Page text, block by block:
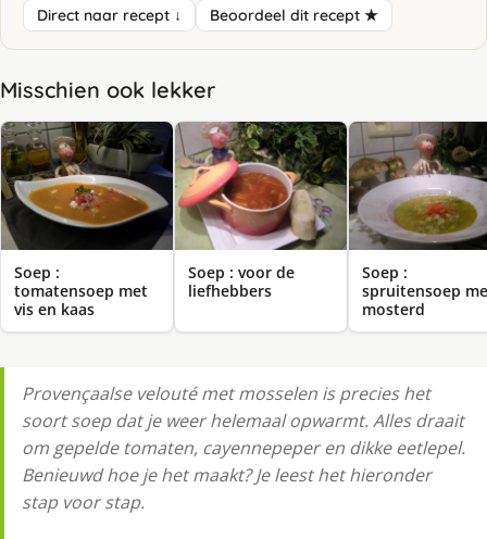
Direct naar recept ↓ Beoordeel dit recept ★
Misschien ook lekker
Soep :
tomatensoep met
vis en kaas
Soep : voor de
liefhebbers
Soep :
spruitensoep
mosterd
Provençaalse velouté met mosselen is precies het
soort soep dat je weer helemaal opwarmt. Alles draait
om gepelde tomaten, cayennepeper en dikke eetlepel.
Benieuwd hoe je het maakt? Je leest het hieronder
stap voor stap.